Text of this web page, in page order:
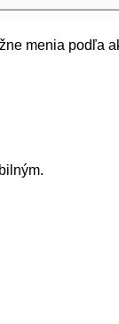
menia podľa